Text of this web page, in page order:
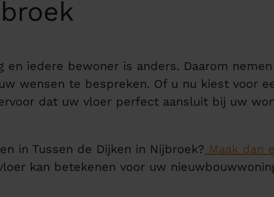
en iedere bewoner is anders. Daarom
wensen te bespreken. Of u nu kiest voor
dat uw vloer perfect aansluit bij uw
in Tussen de Dijken in Nijbroek? Maak dan
kan betekenen voor uw